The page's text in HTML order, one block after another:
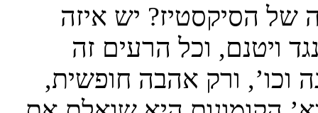
של הסיקסטיז? יש איזה
ויטנם, וכל הרעים זה
וכו’, ורק אהבה חופשית,